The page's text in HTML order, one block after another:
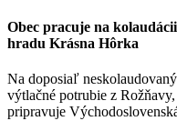
Obec pracuje na
hradu Krásna Hôrka
Na doposiaľ
výtlačné potrubie z
pripravuje